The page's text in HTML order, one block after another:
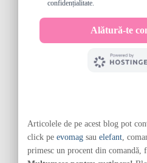
Articolele de pe acest blog pot
click pe evomag sau elefant,
primesc un procent din comandă,